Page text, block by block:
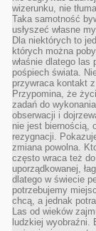
wizerunku, nie
Taka samotność
usłyszeć własne
Dla niektórych to
których można
właśnie dlatego las
pośpiech świata.
przywraca kontakt
Przypomina, że
zadań do
obserwacji i
nie jest biernością,
rezygnacji.
zmiana powolna.
często wraca też
uporządkowanej,
dlatego w świecie
potrzebujemy
chcą, a jednak
Las od wieków
ludzkiej wyobraźni.